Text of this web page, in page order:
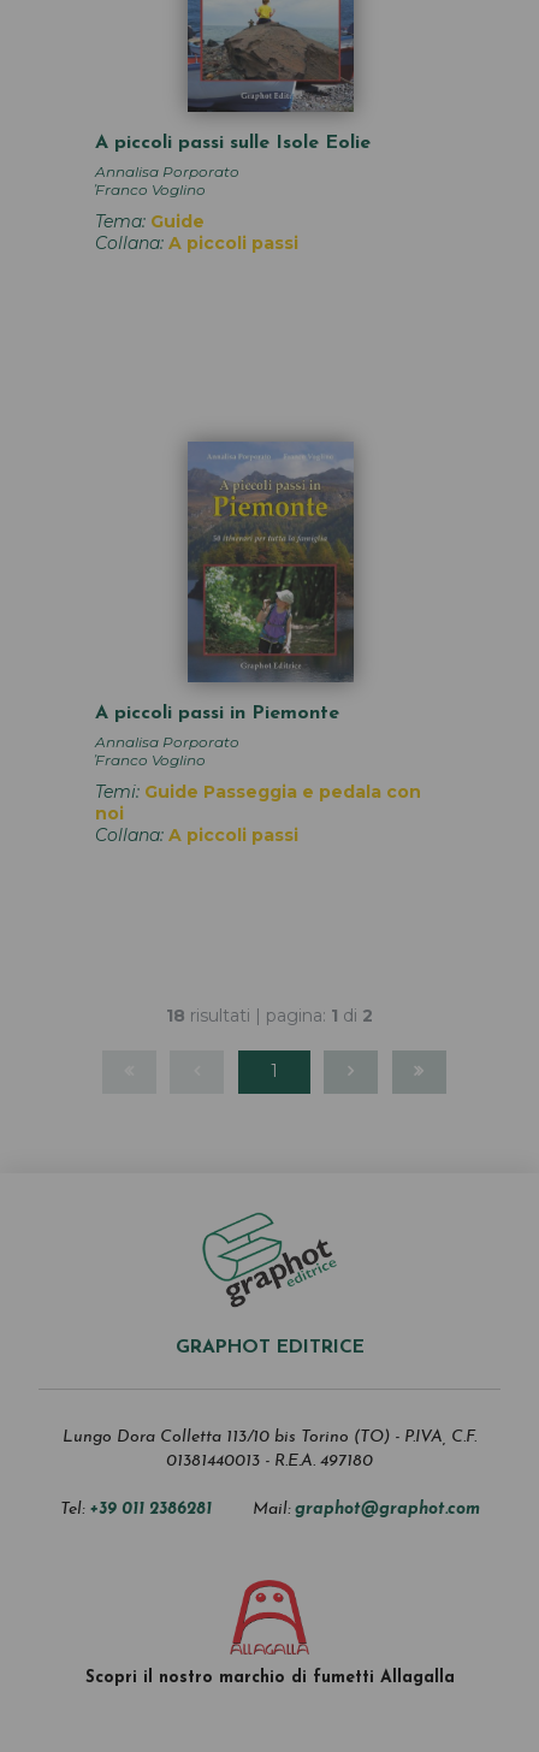
A piccoli passi sulle Isole Eolie
Annalisa Porporato
,
Franco Voglino
Tema: Guide
Collana: A piccoli passi
A piccoli passi in Piemonte
Annalisa Porporato
,
Franco Voglino
Temi: Guide Passeggia e pedala con
noi
Collana: A piccoli passi
18 risultati | pagina: 1 di 2
1
GRAPHOT EDITRICE
Lungo Dora Colletta 113/10 bis Torino (TO) - P.IVA, C.F.
01381440013 - R.E.A. 497180
Tel: +39 011 2386281 Mail: graphot@graphot.com
Scopri il nostro marchio di fumetti Allagalla